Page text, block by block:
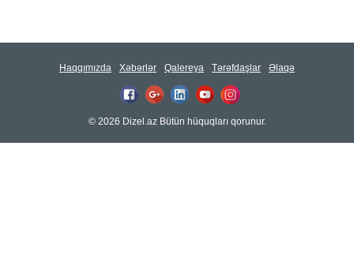
Haqqımızda Xəbərlər Qalereya Tərəfdaşlar Əlaqə
© 2026 Dizel.az Bütün hüquqları qorunur.